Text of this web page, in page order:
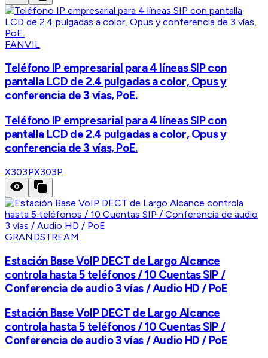
FANVIL
Teléfono IP empresarial para 4 líneas SIP con
pantalla LCD de 2.4 pulgadas a color, Opus y
conferencia de 3 vías, PoE.
Teléfono IP empresarial para 4 líneas SIP con
pantalla LCD de 2.4 pulgadas a color, Opus y
conferencia de 3 vías, PoE.
X303PX303P
GRANDSTREAM
Estación Base VoIP DECT de Largo Alcance
controla hasta 5 teléfonos / 10 Cuentas SIP /
Conferencia de audio 3 vías / Audio HD / PoE
Estación Base VoIP DECT de Largo Alcance
controla hasta 5 teléfonos / 10 Cuentas SIP /
Conferencia de audio 3 vías / Audio HD / PoE